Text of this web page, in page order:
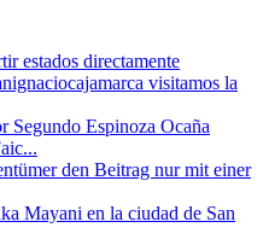
estados directamente
visitamos la
Segundo Espinoza Ocaña
den Beitrag nur mit einer
Mayani en la ciudad de San